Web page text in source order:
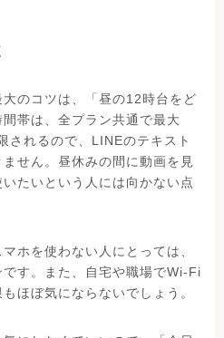
のコツは、「昼の12時台をど
帯は、全プラン共通で最大
されるので、LINEのテキスト
せん。昼休みの間に動画を見
たいという人には向かない点
ホを使わない人にとっては、
す。また、自宅や職場でWi-Fi
ほぼ気にならないでしょう。